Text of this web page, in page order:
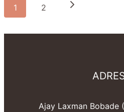
Navigace
1 2
Další
Ajay Laxman Bobade